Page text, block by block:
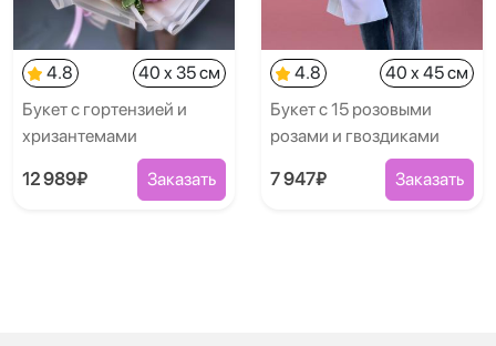
4.8
40 x 35 см
Букет с гортензией и
хризантемами
12 989₽ Заказать
4.8
40 x 45 см
Букет с 15 розовыми
розами и гвоздиками
7 947₽ Заказать